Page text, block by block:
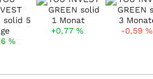
%
+0,77 % -0,59 %